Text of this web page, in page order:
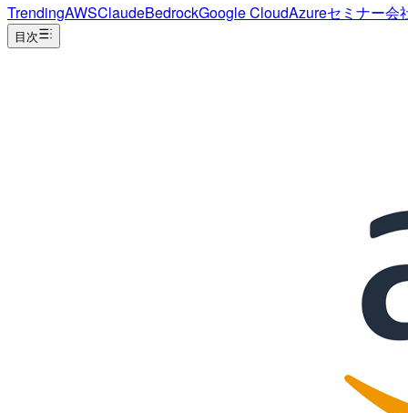
TrendingAWSClaudeBedrockGoogle CloudAzureセミナー会
目次